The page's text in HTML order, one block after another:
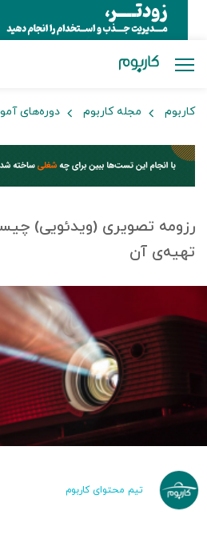
کاربوم مجله کاربوم دوره‌های
تهیه‌ی آن
تیم محتوای کاربوم